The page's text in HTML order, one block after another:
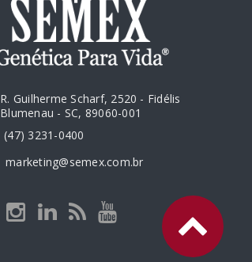
R. Guilherme Scharf, 2520 - Fidélis
Blumenau - SC, 89060-001
(47) 3231-0400
marketing@semex.com.br